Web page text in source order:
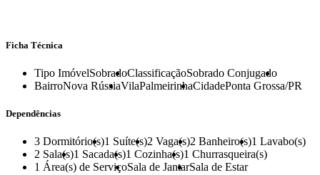
Ficha Técnica
Tipo ImóvelSobradoClassificaçãoSobrado Conjugado
BairroNova RússiaVilaPalmeirinhaCidadePonta Grossa/PR
Dependências
3 Dormitório(s)1 Suíte(s)2 Vaga(s)2 Banheiro(s)1 Lavabo(s)
2 Sala(s)1 Sacada(s)1 Cozinha(s)1 Churrasqueira(s)
1 Área(s) de ServiçoSala de JantarSala de Estar